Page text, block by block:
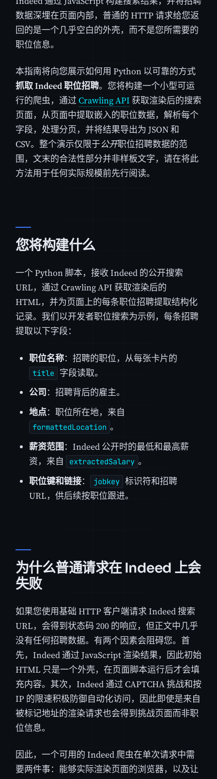
数据深埋在页面内部，普通的 HTTP 请求给您返
回的是一个几乎空白的外壳，而不是您所需要的
职位信息。
本指南将向您展示如何用 Python 以可靠的方式
抓取 Indeed 职位招聘。您将构建一个小型可运
行的爬虫，通过Crawling API 获取渲染后的搜索
页面，从页面中提取嵌入的职位数据，解析每个
字段，处理分页，并将结果导出为 JSON 和
CSV。整个演示仅限于公开职位招聘数据的范
围，文末的合法性部分并非样板文字，请在将此
方法用于任何实际规模前先行阅读。
您将构建什么
一个 Python 脚本，接收 Indeed 的公开搜索
URL，通过 Crawling API 获取渲染后的
HTML，并为页面上的每条职位招聘提取结构化
记录。我们以开发者职位搜索为示例，每条招聘
提取以下字段：
职位名称：招聘的职位，从每张卡片的
title
字段读取。
公司：招聘背后的雇主。
地点：职位所在地，来自
formattedLocation 。
薪资范围：Indeed 公开时的最低和最高薪
资，来自
extractedSalary 。
职位键和链接： jobkey 标识符和招聘
URL，供后续按职位跟进。
为什么普通请求在 Indeed 上会
失败
如果您使用基础 HTTP 客户端请求 Indeed 搜索
URL，会得到状态码 200 的响应，但正文中几乎
没有任何招聘数据。有两个因素会阻碍您。首
先，Indeed 通过 JavaScript 渲染结果，因此初始
HTML 只是一个外壳，在页面脚本运行后才会填
充内容。其次，Indeed 通过 CAPTCHA 挑战和按
IP 的限速积极防御自动化访问，因此即使是来自
被标记地址的渲染请求也会得到挑战页面而非职
位信息。
因此，一个可用的 Indeed 爬虫在单次请求中需
要两件事：能够实际渲染页面的浏览器，以及让